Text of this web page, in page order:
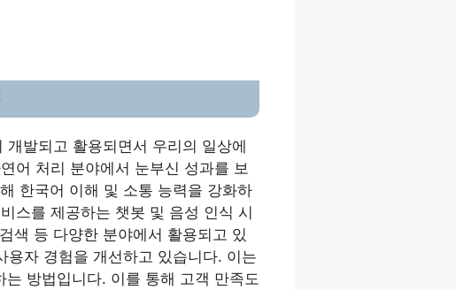
발되고 활용되면서 우리의 일상에
어 처리 분야에서 눈부신 성과를 보
한국어 이해 및 소통 능력을 강화하
스를 제공하는 챗봇 및 음성 인식 시
색 등 다양한 분야에서 활용되고 있
자 경험을 개선하고 있습니다. 이는
방법입니다. 이를 통해 고객 만족도